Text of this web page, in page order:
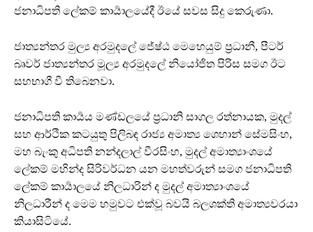
ජනාධිපති ලේකම් කාර්‍යාලයේදී ඊයේ සවස සිදු කෙරුණා.
ජාත්‍යන්තර මුල්‍ය අරමුදලේ ජේෂ්ඨ මෙහෙයුම් ප්‍රධානී, පීටර්
බෘවර් ජාත්‍යන්තර මූල්‍ය අරමුදලේ නියෝජිත පිරිස සමග ඊට
සහභාගී වී තිබෙනවා.
ජනාධිපති කාර්‍යය මණ්ඩලයේ ප්‍රධානි සාගල රත්නායක, මුදල්
සහ ආර්ථික කටයුතු පිලිබඳ රාජ්‍ය අමාත්‍ය ශෙහාන් සේමසිංහ,
මහ බැංකු අධිපති නන්දලාල් වීරසිංහ, මුදල් අමාත්‍යාංශයේ
ලේකම් මහින්ද සිරිවර්ධන යන මහත්වරුන් සමග ජනාධිපති
ලේකම් කාර්‍යාලයේ නිලධාරින් ද මුදල් අමාත්‍යාංශයේ
නිලධාරීන් ද මෙම හමුවට එක්වූ බවයි බලශක්ති අමාත්‍යවරයා
කියාසිටියේ.